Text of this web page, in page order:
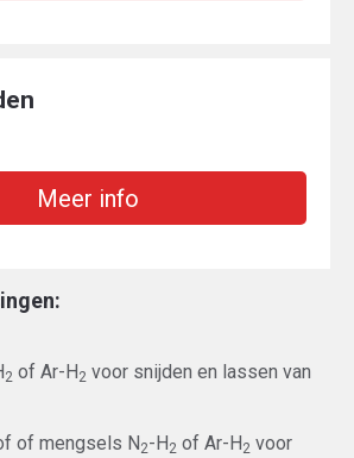
Meer info
2 of Ar-H2 voor snijden en lassen van
of mengsels N2-H2 of Ar-H2 voor